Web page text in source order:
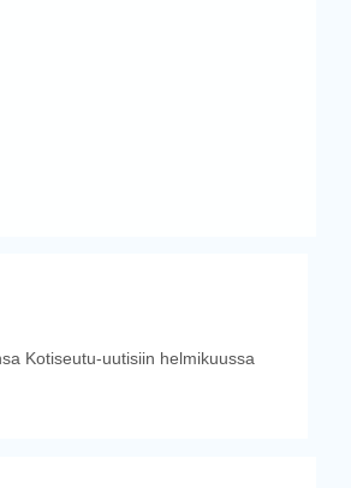
Kotiseutu-uutisiin helmikuussa